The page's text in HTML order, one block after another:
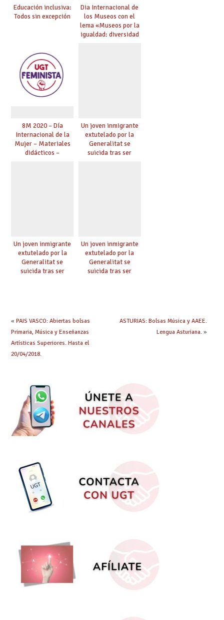
Educación inclusiva:
Todos sin excepción
Dia Internacional de
los Museos con el
lema «Museos por la
igualdad: diversidad
8M 2020 – Día
Internacional de la
Mujer – Materiales
didácticos –
#BrechaSalarial
#UGTFeminista
Un joven inmigrante
extutelado por la
Generalitat se
suicida tras ser
Un joven inmigrante
extutelado por la
Generalitat se
suicida tras ser
Un joven inmigrante
extutelado por la
Generalitat se
suicida tras ser
« PAIS VASCO: Abiertas bolsas
Primaria, Música y Enseñanzas
Artísticas Superiores. Hasta el
20/04/2018.
ASTURIAS: Bolsas Música y AAEE.
Lengua Asturiana.»